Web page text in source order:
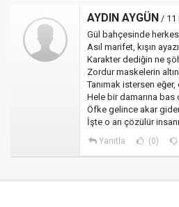
AYDIN AYGÜN / 11
Gül bahçesinde
Asıl marifet, kışın
Karakter dediğin ne
Zordur maskelerin
​Tanımak istersen eğer,
Hele bir damarına bas
Öfke gelince akar
İşte o an çözülür
Yanıtla (0)